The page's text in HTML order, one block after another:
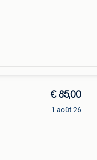
€ 85,00
1 août 26